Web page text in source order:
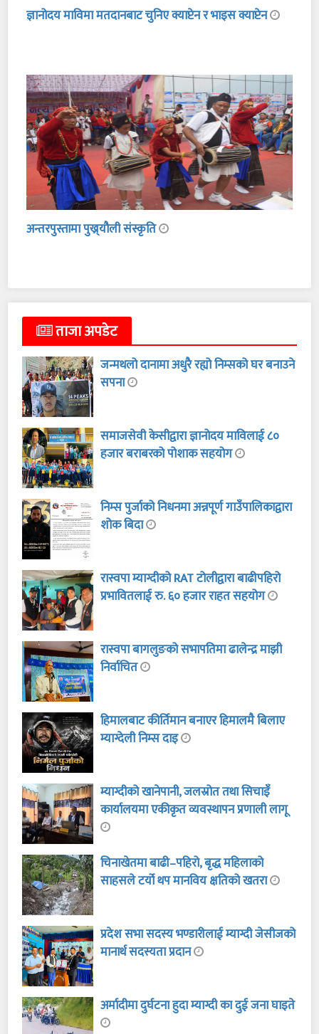
ज्ञानोदय माविमा मतदानबाट चुनिए क्याप्टेन र भाइस क्याप्टेन
अन्तरपुस्तामा पुख्र्यौली संस्कृति
ताजा अपडेट
जन्मथलो दानामा अधुरै रह्यो निम्सको घर बनाउने
सपना
समाजसेवी केसीद्वारा ज्ञानोदय माविलाई ८०
हजार बराबरको पोशाक सहयोग
निम्स पुर्जाको निधनमा अन्नपूर्ण गाउँपालिकाद्वारा
शोक बिदा
रास्वपा म्याग्दीको RAT टोलीद्वारा बाढीपहिरो
प्रभावितलाई रु. ६० हजार राहत सहयोग
रास्वपा बागलुङको सभापतिमा ढालेन्द्र माझी
निर्वाचित
हिमालबाट कीर्तिमान बनाएर हिमालमै बिलाए
म्याग्देली निम्स दाइ
म्याग्दीको खानेपानी, जलस्रोत तथा सिचाइँ
कार्यालयमा एकीकृत व्यवस्थापन प्रणाली लागू
चिनाखेतमा बाढी–पहिरो, बृद्ध महिलाको
साहसले टर्यो थप मानविय क्षतिको खतरा
प्रदेश सभा सदस्य भण्डारीलाई म्याग्दी जेसीजको
मानार्थ सदस्यता प्रदान
अर्मादीमा दुर्घटना हुदा म्याग्दी का दुई जना घाइते